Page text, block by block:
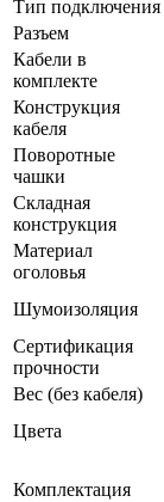
Тип подключения
Разъем
Кабели в
комплекте
Конструкция
кабеля
Поворотные
чашки
Складная
конструкция
Материал
оголовья
Шумоизоляция
Сертификация
прочности
Вес (без кабеля)
Цвета
Комплектация